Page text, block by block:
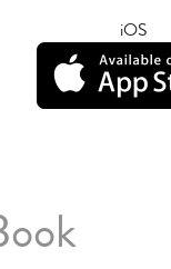
iOS